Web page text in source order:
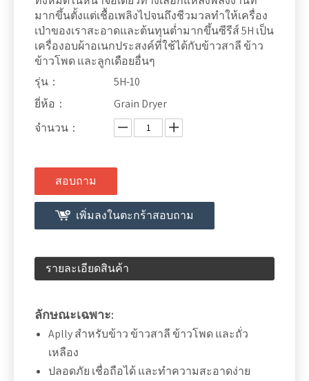
มากขึ้นตั้งแต่เชื้อเพลิงไปจนถึงชีวมวลทำให้เครื่อง
เป่าของเราสะอาดและต้นทุนต่ำมากขึ้นซีรีส์ 5H เป็น
เครื่องอบผ้าอเนกประสงค์ที่ใช้ได้กับข้าวสาลี ข้าว
ข้าวโพด และลูกเดือยอื่นๆ
รุ่น：
5H-10
ยี่ห้อ：
Grain Dryer
จำนวน：
สอบถาม
เพิ่มลงในตะกร้าสอบถาม
รายละเอียดสินค้า
ลักษณะเฉพาะ:
Aplly สำหรับข้าว ข้าวสาลี ข้าวโพด และถั่ว
เหลือง
ปลอดภัย เชื่อถือได้ และทำความสะอาดง่าย